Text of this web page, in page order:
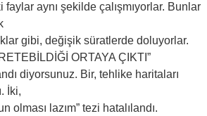
aynı şekilde çalışmıyorlar. Bunlar
gibi, değişik süratlerde doluyorlar.
ORTAYA ÇIKTI”
diyorsunuz. Bir, tehlike haritaları
İki,
olması lazım” tezi hatalılandı.